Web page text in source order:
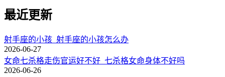
最近更新
射手座的小孩_射手座的小孩怎么办
2026-06-27
女命七杀格走伤官运好不好_七杀格女命身体不好吗
2026-06-26